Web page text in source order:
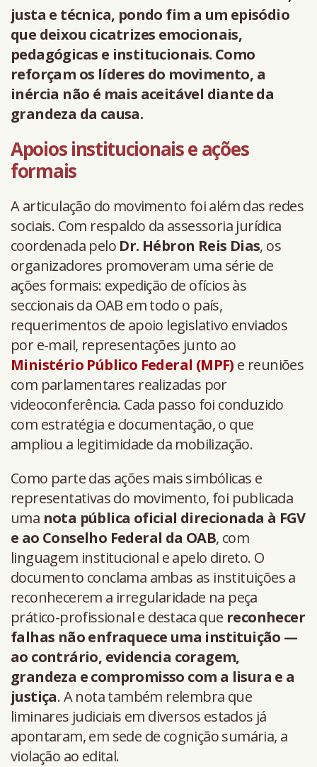
justa e técnica, pondo fim a um episódio
que deixou cicatrizes emocionais,
pedagógicas e institucionais. Como
reforçam os líderes do movimento, a
inércia não é mais aceitável diante da
grandeza da causa.
Apoios institucionais e ações
formais
A articulação do movimento foi além das redes
sociais. Com respaldo da assessoria jurídica
coordenada pelo Dr. Hébron Reis Dias, os
organizadores promoveram uma série de
ações formais: expedição de ofícios às
seccionais da OAB em todo o país,
requerimentos de apoio legislativo enviados
por e-mail, representações junto ao
Ministério Público Federal (MPF) e reuniões
com parlamentares realizadas por
videoconferência. Cada passo foi conduzido
com estratégia e documentação, o que
ampliou a legitimidade da mobilização.
Como parte das ações mais simbólicas e
representativas do movimento, foi publicada
uma nota pública oficial direcionada à FGV
e ao Conselho Federal da OAB, com
linguagem institucional e apelo direto. O
documento conclama ambas as instituições a
reconhecerem a irregularidade na peça
prático-profissional e destaca que reconhecer
falhas não enfraquece uma instituição —
ao contrário, evidencia coragem,
grandeza e compromisso com a lisura e a
justiça. A nota também relembra que
liminares judiciais em diversos estados já
apontaram, em sede de cognição sumária, a
violação ao edital.